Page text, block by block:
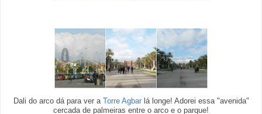
Dali do arco dá para ver a Torre Agbarlá longe! Adorei essa "avenida"
cercada de palmeiras entre o arco e o parque!